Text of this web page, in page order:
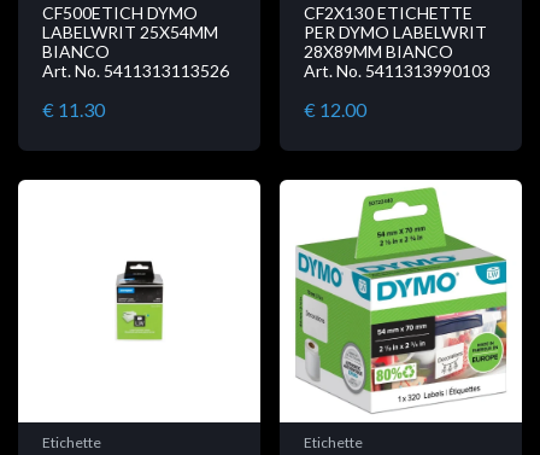
CF500ETICH DYMO
LABELWRIT 25X54MM
BIANCO
Art. No. 5411313113526
€ 11.30
CF2X130 ETICHETTE
PER DYMO LABELWRIT
28X89MM BIANCO
Art. No. 5411313990103
€ 12.00
Etichette Etichette